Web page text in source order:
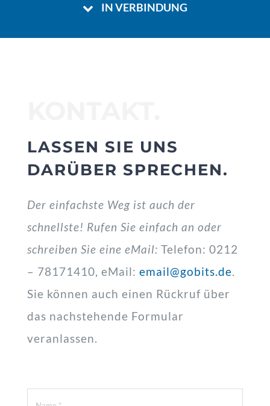
IN VERBINDUNG
LASSEN SIE UNS
DARÜBER SPRECHEN.
Der einfachste Weg ist auch der
schnellste! Rufen Sie einfach an oder
schreiben Sie eine eMail: Telefon: 0212
– 78171410, eMail: email@gobits.de.
Sie können auch einen Rückruf über
das nachstehende Formular
veranlassen.